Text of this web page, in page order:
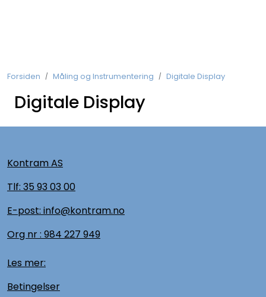
Forsiden Måling og Instrumentering Digitale Display
Digitale Display
Kontram AS
Tlf: 35 93 03 00
E-post: info@kontram.no
Org nr : 984 227 949
Les mer:
Betingelser
Kobberforbindelser
Måling og Instrumentering
Brytermateriell
Skinnesystem